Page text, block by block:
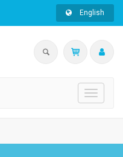
English
Toggle